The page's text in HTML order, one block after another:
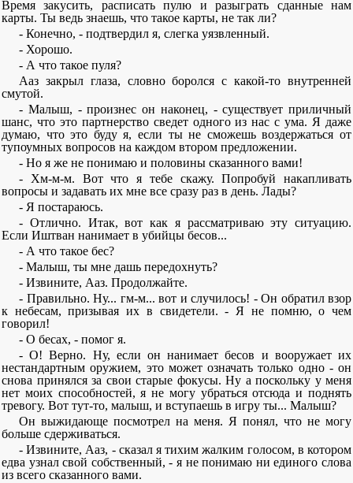
Время закусить, расписать пулю и разыграть сданные нам
карты. Ты ведь знаешь, что такое карты, не так ли?
- Конечно, - подтвердил я, слегка уязвленный.
- Хорошо.
- А что такое пуля?
Ааз закрыл глаза, словно боролся с какой-то внутренней
смутой.
- Малыш, - произнес он наконец, - существует приличный
шанс, что это партнерство сведет одного из нас с ума. Я даже
думаю, что это буду я, если ты не сможешь воздержаться от
тупоумных вопросов на каждом втором предложении.
- Но я же не понимаю и половины сказанного вами!
- Хм-м-м. Вот что я тебе скажу. Попробуй накапливать
вопросы и задавать их мне все сразу раз в день. Лады?
- Я постараюсь.
- Отлично. Итак, вот как я рассматриваю эту ситуацию.
Если Иштван нанимает в убийцы бесов...
- А что такое бес?
- Малыш, ты мне дашь передохнуть?
- Извините, Ааз. Продолжайте.
- Правильно. Ну... гм-м... вот и случилось! - Он обратил взор
к небесам, призывая их в свидетели. - Я не помню, о чем
говорил!
- О бесах, - помог я.
- О! Верно. Ну, если он нанимает бесов и вооружает их
нестандартным оружием, это может означать только одно - он
снова принялся за свои старые фокусы. Ну а поскольку у меня
нет моих способностей, я не могу убраться отсюда и поднять
тревогу. Вот тут-то, малыш, и вступаешь в игру ты... Малыш?
Он выжидающе посмотрел на меня. Я понял, что не могу
больше сдерживаться.
- Извините, Ааз, - сказал я тихим жалким голосом, в котором
едва узнал свой собственный, - я не понимаю ни единого слова
из всего сказанного вами.